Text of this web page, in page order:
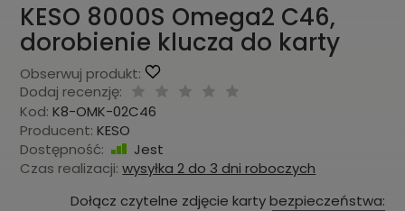
KESO 8000S Omega2 C46,
dorobienie klucza do karty
Obserwuj produkt:
Dodaj recenzję:
Kod: K8-OMK-02C46
Producent: KESO
Dostępność:
Jest
Czas realizacji: wysyłka 2 do 3 dni roboczych
Dołącz czytelne zdjęcie karty bezpieczeństwa: